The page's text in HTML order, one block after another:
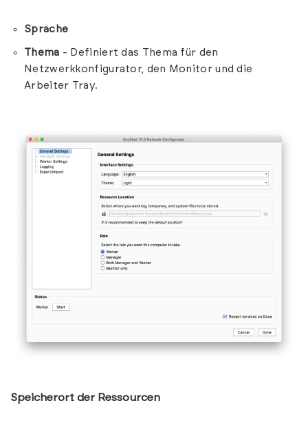
Sprache
Thema - Definiert das Thema für den
Netzwerkkonfigurator, den Monitor und die
Arbeiter Tray.
Speicherort der Ressourcen